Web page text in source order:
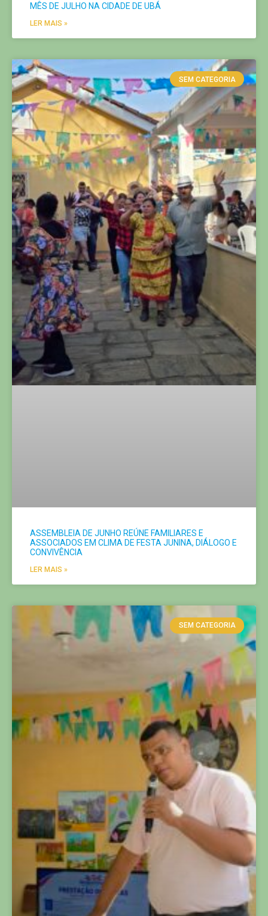
MÊS DE JULHO NA CIDADE DE UBÁ
LER MAIS »
SEM CATEGORIA
ASSEMBLEIA DE JUNHO REÚNE FAMILIARES E
ASSOCIADOS EM CLIMA DE FESTA JUNINA, DIÁLOGO E
CONVIVÊNCIA
LER MAIS »
SEM CATEGORIA